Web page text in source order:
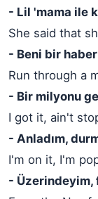
- Lil 'mama ile
She said that
- Beni bir haber
Run through a
- Bir milyonu
I got it, ain't
- Anladım,
I'm on it, I'm
- Üzerindeyim,